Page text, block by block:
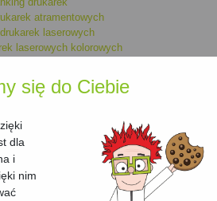
się do Ciebie
dla
i
nim
atramentowych
laserowych
laserowych kolorowych
drukarek kolorowych
laserowych
monochromatycznych
wielofunkcyjnych
laserowych
laserowych kolorowych